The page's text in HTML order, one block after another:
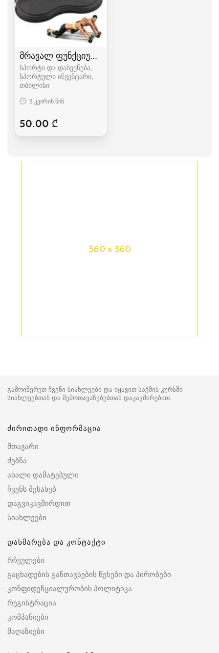
მრავალ ფუნქციური ტრენაჟორი
სპორტი და დასვენება,
სპორტული ინვენტარი
თბილისი
3 კვირის წინ
50.00 ₾
360 x 360
გამოიწერეთ ჩვენი სიახლეები და იყავით საქმის კურსში
სიახლეებთან და შემოთავაზებებთან დაკავშირებით.
ძირითადი ინფორმაცია
მთავარი
ძებნა
ახალი დამატებული
ჩვენს შესახებ
დაგვიკავშირდით
სიახლეები
დახმარება და კონტაქტი
რჩეულები
გაცხადების განთავსების წესები და პირობები
კონფიდენციალურობის პოლიტიკა
რეგისტრაცია
კომპანიები
მაღაზიები